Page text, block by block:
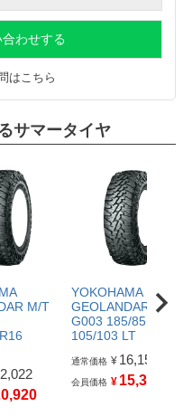
わせする
はこちら
サマータイヤ
M/T
YOKOHAMA
GEOLANDAR M/T
G003 185/85R16
105/103 LT
通常価格 ¥ 16,159
会員価格 ¥ 15,350